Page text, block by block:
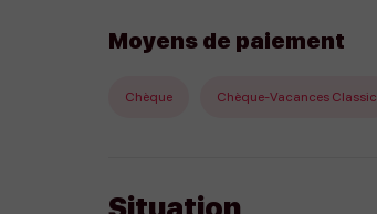
Moyens de paiement
Chèque Chèque-Vacances Classic